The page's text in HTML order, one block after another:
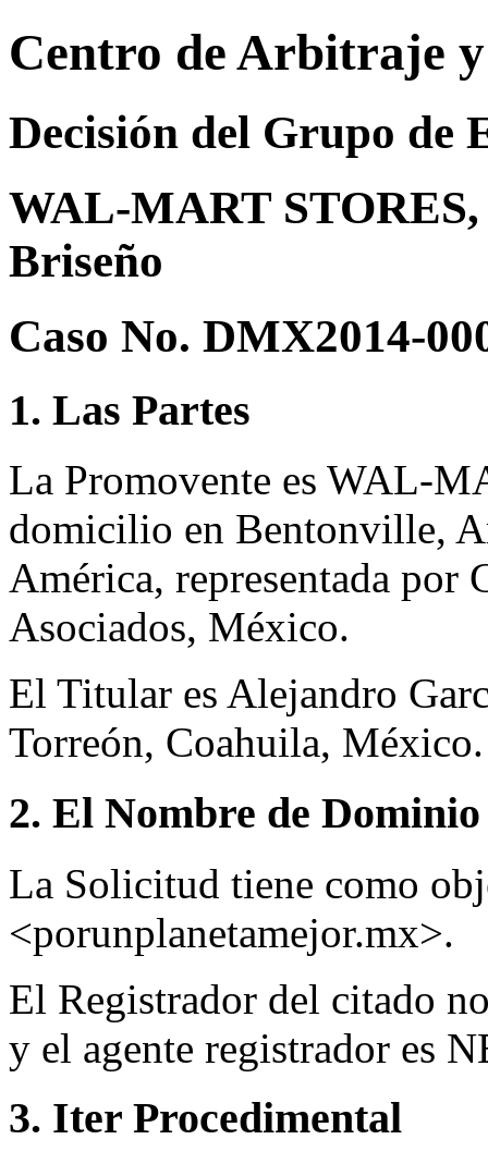
Centro de Arbitraje
Decisión del Grupo de
WAL-MART
Briseño
Caso No. DMX2014-
1. Las Partes
La Promovente es WAL-
domicilio en Bentonville,
América, representada
Asociados, México.
El Titular es Alejandro
Torreón, Coahuila, México.
2. El Nombre de
La Solicitud tiene como
<porunplanetamejor.mx>.
El Registrador del citado
y el agente registrador es
3. Iter Procedimental